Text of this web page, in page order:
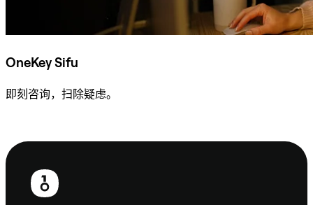
OneKey Sifu
即刻咨询，扫除疑虑。
页